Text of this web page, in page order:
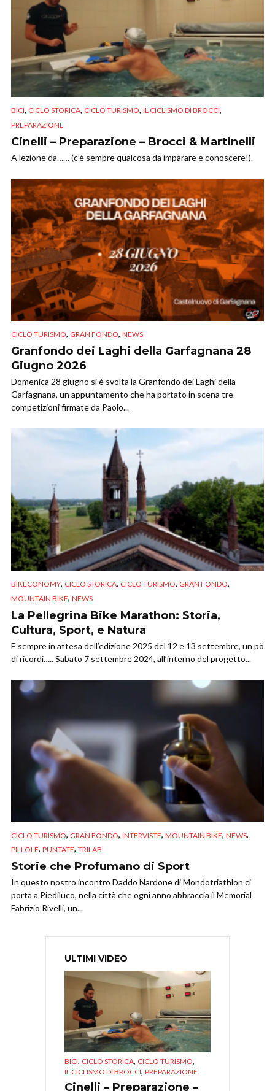
BICI, CICLO STORICA, CICLO TURISMO, IL CICLISMO DI BROCCI,
PREPARAZIONE
Cinelli – Preparazione – Brocci & Martinelli
A lezione da…… (c’è sempre qualcosa da imparare e conoscere!).
CICLO TURISMO, GRAN FONDO, NEWS
Granfondo dei Laghi della Garfagnana 28
Giugno 2026
Domenica 28 giugno si è svolta la Granfondo dei Laghi della
Garfagnana, un appuntamento che ha portato in scena tre
competizioni firmate da Paolo...
BIKECONOMY, CICLO STORICA, CICLO TURISMO, GRAN FONDO,
MOUNTAIN BIKE, NEWS
La Pellegrina Bike Marathon: Storia,
Cultura, Sport, e Natura
E sempre in attesa dell’edizione 2025 del 12 e 13 settembre, un pò
di ricordi….. Sabato 7 settembre 2024, all’interno del progetto...
CICLO TURISMO, GRAN FONDO, INTERVISTE, MOUNTAIN BIKE, NEWS,
PILLOLE, PUNTATE, TRILAB
Storie che Profumano di Sport
In questo nostro incontro Daddo Nardone di Mondotriathlon ci
porta a Piediluco, nella città che ogni anno abbraccia il Memorial
Fabrizio Rivelli, un...
ULTIMI VIDEO
BICI, CICLO STORICA, CICLO TURISMO,
IL CICLISMO DI BROCCI, PREPARAZIONE
Cinelli – Preparazione –